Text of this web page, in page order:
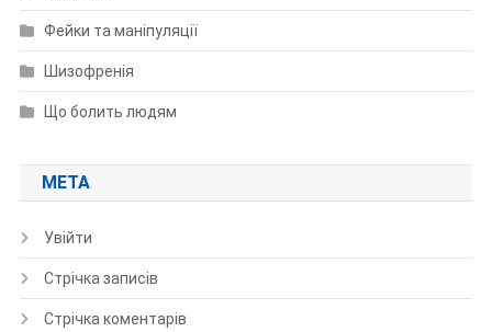
Фейки та маніпуляції
Шизофренія
Що болить людям
МЕТА
Увійти
Стрічка записів
Стрічка коментарів